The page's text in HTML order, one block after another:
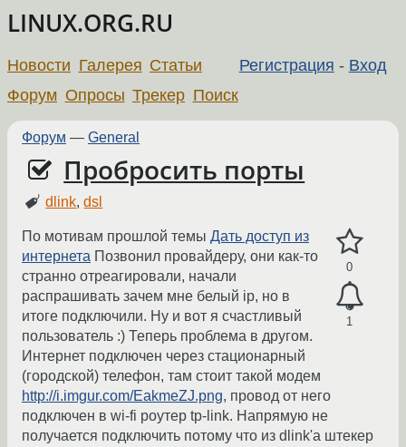
LINUX.ORG.RU
Регистрация - Вход
Новости Галерея Статьи
Форум Опросы Трекер Поиск
Форум — General
Пробросить порты
dlink,dsl
0
1
По мотивам прошлой темы Дать доступ из
интернета Позвонил провайдеру, они как-то
странно отреагировали, начали
распрашивать зачем мне белый ip, но в
итоге подключили. Ну и вот я счастливый
пользователь :) Теперь проблема в другом.
Интернет подключен через стационарный
(городской) телефон, там стоит такой модем
http://i.imgur.com/EakmeZJ.png, провод от него
подключен в wi-fi роутер tp-link. Напрямую не
получается подключить потому что из dlink'а штекер